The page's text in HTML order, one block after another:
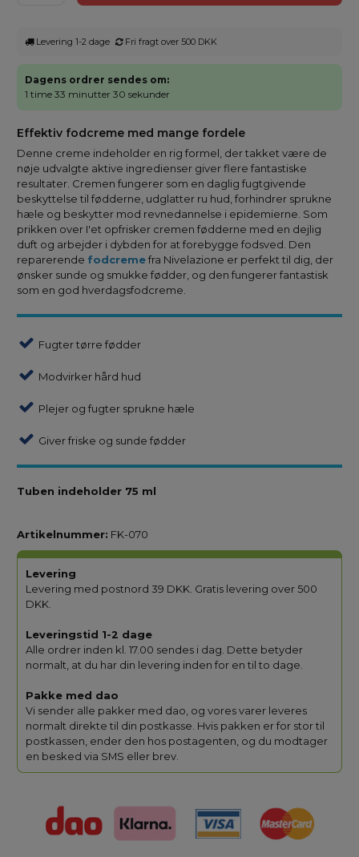
Levering 1-2 dage Fri fragt over 500 DKK
Dagens ordrer sendes om:
1 time 33 minutter 30 sekunder
Effektiv fodcreme med mange fordele
Denne creme indeholder en rig formel, der takket være de
nøje udvalgte aktive ingredienser giver flere fantastiske
resultater. Cremen fungerer som en daglig fugtgivende
beskyttelse til fødderne, udglatter ru hud, forhindrer sprukne
hæle og beskytter mod revnedannelse i epidemierne. Som
prikken over I'et opfrisker cremen fødderne med en dejlig
duft og arbejder i dybden for at forebygge fodsved. Den
reparerende fodcremefra Nivelazione er perfekt til dig, der
ønsker sunde og smukke fødder, og den fungerer fantastisk
som en god hverdagsfodcreme.
Fugter tørre fødder
Modvirker hård hud
Plejer og fugter sprukne hæle
Giver friske og sunde fødder
Tuben indeholder 75 ml
Artikelnummer: FK-070
Levering
Levering med postnord 39 DKK. Gratis levering over 500
DKK.
Leveringstid 1-2 dage
Alle ordrer inden kl. 17.00 sendes i dag. Dette betyder
normalt, at du har din levering inden for en til to dage.
Pakke med dao
Vi sender alle pakker med dao, og vores varer leveres
normalt direkte til din postkasse. Hvis pakken er for stor til
postkassen, ender den hos postagenten, og du modtager
en besked via SMS eller brev.